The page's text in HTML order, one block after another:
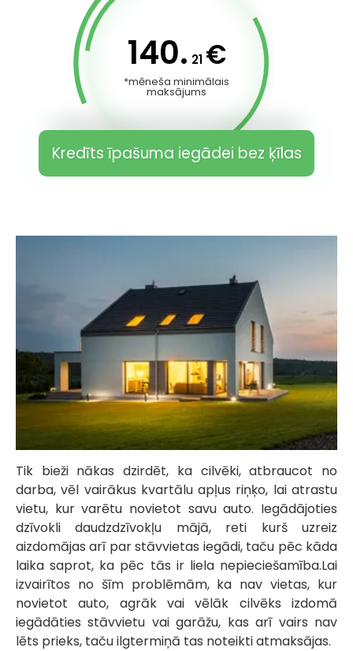
140. 21 €
*mēneša minimālais
maksājums
Kredīts īpašuma iegādei bez ķīlas
Tik bieži nākas dzirdēt, ka cilvēki, atbraucot no
darba, vēl vairākus kvartālu apļus riņķo, lai atrastu
vietu, kur varētu novietot savu auto. Iegādājoties
dzīvokli daudzdzīvokļu mājā, reti kurš uzreiz
aizdomājas arī par stāvvietas iegādi, taču pēc kāda
laika saprot, ka pēc tās ir liela nepieciešamība.Lai
izvairītos no šīm problēmām, ka nav vietas, kur
novietot auto, agrāk vai vēlāk cilvēks izdomā
iegādāties stāvvietu vai garāžu, kas arī vairs nav
lēts prieks, taču ilgtermiņā tas noteikti atmaksājas.